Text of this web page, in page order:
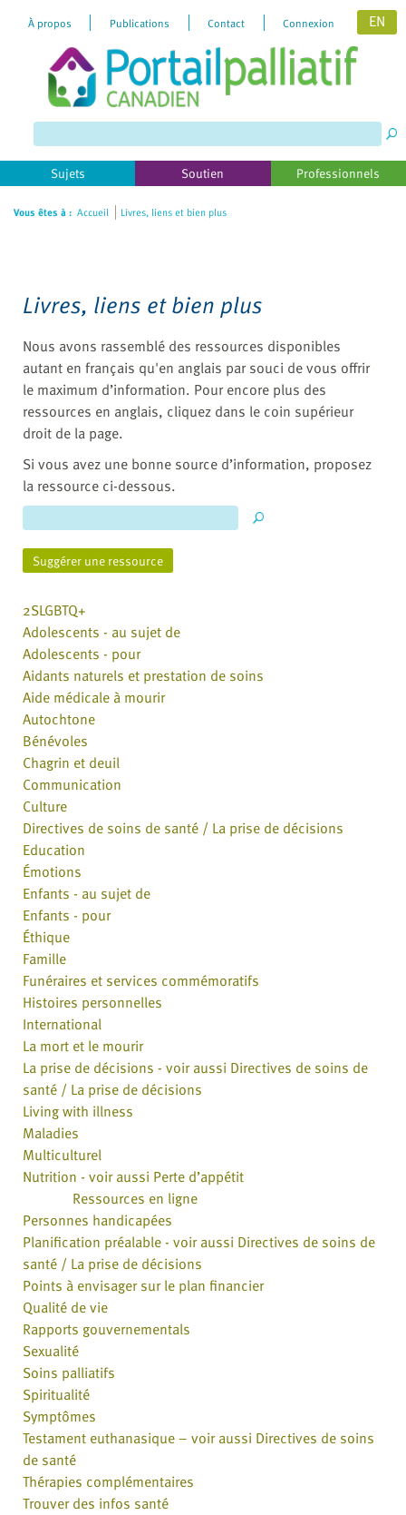
website
includes
an
accessibility
À propos Publications Contact Connexion EN
Sujets Soutien Professionnels
Vous êtes à : Accueil Livres, liens et bien plus
Livres, liens et bien plus
Nous avons rassemblé des ressources disponibles
autant en français qu'en anglais par souci de vous offrir
le maximum d’information. Pour encore plus des
ressources en anglais, cliquez dans le coin supérieur
droit de la page.
Si vous avez une bonne source d’information, proposez
la ressource ci-dessous.
Suggérer une ressource
2SLGBTQ+
Adolescents - au sujet de
Adolescents - pour
Aidants naturels et prestation de soins
Aide médicale à mourir
Autochtone
Bénévoles
Chagrin et deuil
Communication
Culture
Directives de soins de santé / La prise de décisions
Education
Émotions
Enfants - au sujet de
Enfants - pour
Éthique
Famille
Funéraires et services commémoratifs
Histoires personnelles
International
La mort et le mourir
La prise de décisions - voir aussi Directives de soins de
santé / La prise de décisions
Living with illness
Maladies
Multiculturel
Nutrition - voir aussi Perte d’appétit
Ressources en ligne
Personnes handicapées
Planification préalable - voir aussi Directives de soins de
santé / La prise de décisions
Points à envisager sur le plan financier
Qualité de vie
Rapports gouvernementals
Sexualité
Soins palliatifs
Spiritualité
Symptômes
Testament euthanasique – voir aussi Directives de soins
de santé
Thérapies complémentaires
Trouver des infos santé